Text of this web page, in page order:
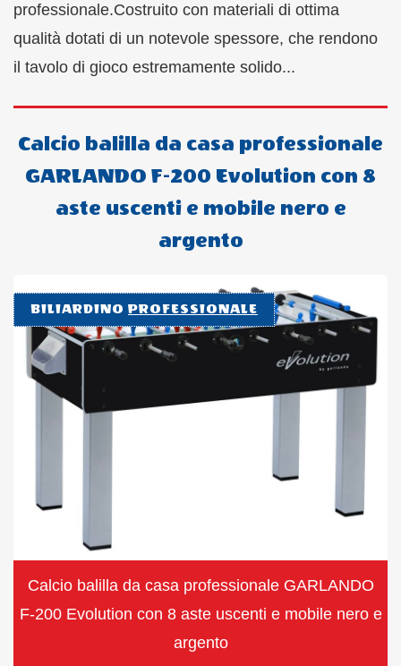
professionale.Costruito con materiali di ottima
qualità dotati di un notevole spessore, che rendono
il tavolo di gioco estremamente solido...
Calcio balilla da casa professionale
GARLANDO F-200 Evolution con 8
aste uscenti e mobile nero e
argento
BILIARDINO PROFESSIONALE
Calcio balilla da casa professionale GARLANDO
F-200 Evolution con 8 aste uscenti e mobile nero e
argento